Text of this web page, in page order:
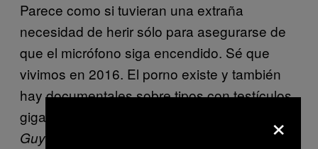
Parece como si tuvieran una extraña
necesidad de herir sólo para asegurarse de
que el micrófono siga encendido. Sé que
vivimos en 2016. El porno existe y también
hay documentales sobre tipos con testículos
gigantes. Ya nada impresiona, pero
Guy es el máximo y confuso vestigio de la×